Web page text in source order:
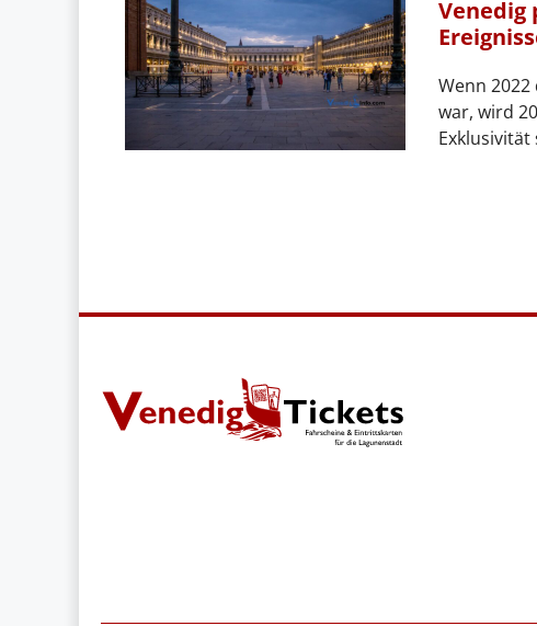
Wenn 2022
war, wird
Exklusivität